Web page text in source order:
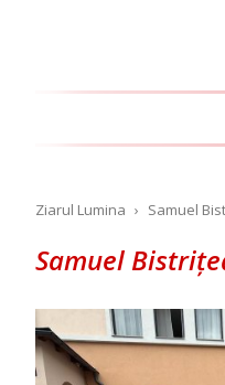
Ziarul Lumina › Samuel
Samuel